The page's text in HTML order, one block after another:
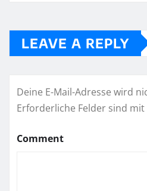
LEAVE A REPLY
Deine E-Mail-Adresse wird
Erforderliche Felder sind mit
Comment